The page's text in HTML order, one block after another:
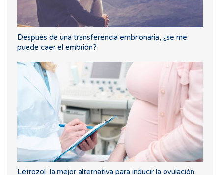
Después de una transferencia embrionaria, ¿se me
puede caer el embrión?
Letrozol, la mejor alternativa para inducir la ovulación